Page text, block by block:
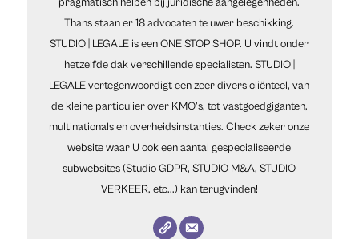
Thans staan er 18 advocaten te uwer beschikking.
STUDIO | LEGALE is een ONE STOP SHOP. U vindt onder
hetzelfde dak verschillende specialisten. STUDIO |
LEGALE vertegenwoordigt een zeer divers cliënteel, van
de kleine particulier over KMO’s, tot vastgoedgiganten,
multinationals en overheidsinstanties. Check zeker onze
website waar U ook een aantal gespecialiseerde
subwebsites (Studio GDPR, STUDIO M&A, STUDIO
VERKEER, etc...) kan terugvinden!